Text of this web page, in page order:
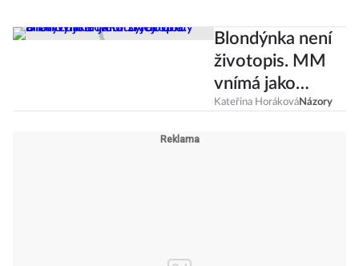
Blondýnka není
životopis. MM
vnímá jako
symbol a
Kateřina HorákováNázory